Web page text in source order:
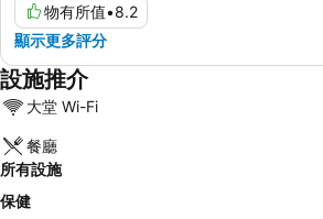
物有所值•8.2
顯示更多評分
設施推介
大堂 Wi-Fi
餐廳
所有設施
保健